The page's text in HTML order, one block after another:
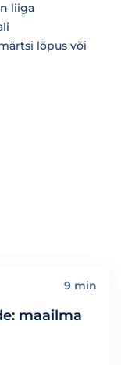
liiga
lõpus või
9 min
maailma